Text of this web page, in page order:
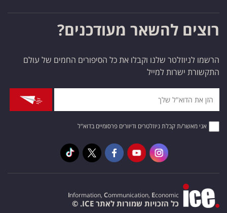
רוצים להשאר מעודכנים?
הרשמו לניוזלטר שלנו וקבלו את כל הסיפורים החמים של עולם
התקשורת ישרות למייל
אני מאשר/ת קבלת ניוזלטרים ודיוורים פרסומיים בדוא"ל
Information, Communication, Economic
כל הזכויות שמורות לאתר ICE. ©